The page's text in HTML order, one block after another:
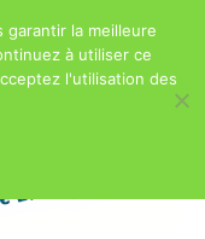
la meilleure
à utiliser ce
l'utilisation des